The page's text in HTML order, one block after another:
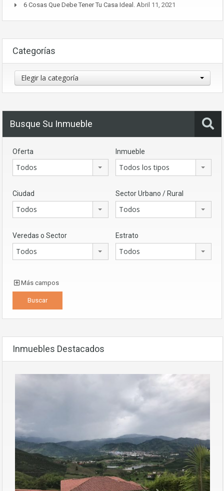
6 Cosas Que Debe Tener Tu Casa Ideal. Abril 11, 2021
Categorías
Categorías
Elegir la categoría
Busque Su Inmueble
Oferta
Todos
Inmueble
Todos los tipos
Ciudad
Todos
Sector Urbano / Rural
Todos
Veredas o Sector
Todos
Estrato
Todos
Más campos
Inmuebles Destacados